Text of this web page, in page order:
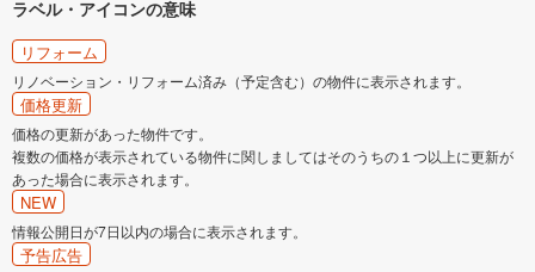
ラベル・アイコンの意味
リフォーム
リノベーション・リフォーム済み（予定含む）の物件に表示されます。
価格更新
価格の更新があった物件です。
複数の価格が表示されている物件に関しましてはそのうちの１つ以上に更新が
あった場合に表示されます。
NEW
情報公開日が7日以内の場合に表示されます。
予告広告